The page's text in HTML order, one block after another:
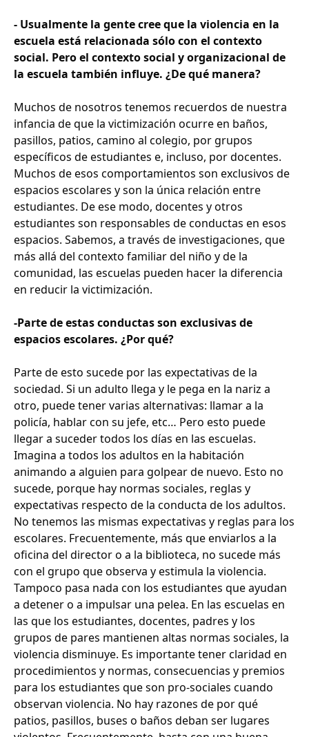
- Usualmente la gente cree que la violencia en la
escuela está relacionada sólo con el contexto
social. Pero el contexto social y organizacional de
la escuela también influye. ¿De qué manera?
Muchos de nosotros tenemos recuerdos de nuestra
infancia de que la victimización ocurre en baños,
pasillos, patios, camino al colegio, por grupos
específicos de estudiantes e, incluso, por docentes.
Muchos de esos comportamientos son exclusivos de
espacios escolares y son la única relación entre
estudiantes. De ese modo, docentes y otros
estudiantes son responsables de conductas en esos
espacios. Sabemos, a través de investigaciones, que
más allá del contexto familiar del niño y de la
comunidad, las escuelas pueden hacer la diferencia
en reducir la victimización.
-Parte de estas conductas son exclusivas de
espacios escolares. ¿Por qué?
Parte de esto sucede por las expectativas de la
sociedad. Si un adulto llega y le pega en la nariz a
otro, puede tener varias alternativas: llamar a la
policía, hablar con su jefe, etc… Pero esto puede
llegar a suceder todos los días en las escuelas.
Imagina a todos los adultos en la habitación
animando a alguien para golpear de nuevo. Esto no
sucede, porque hay normas sociales, reglas y
expectativas respecto de la conducta de los adultos.
No tenemos las mismas expectativas y reglas para los
escolares. Frecuentemente, más que enviarlos a la
oficina del director o a la biblioteca, no sucede más
con el grupo que observa y estimula la violencia.
Tampoco pasa nada con los estudiantes que ayudan
a detener o a impulsar una pelea. En las escuelas en
las que los estudiantes, docentes, padres y los
grupos de pares mantienen altas normas sociales, la
violencia disminuye. Es importante tener claridad en
procedimientos y normas, consecuencias y premios
para los estudiantes que son pro-sociales cuando
observan violencia. No hay razones de por qué
patios, pasillos, buses o baños deban ser lugares